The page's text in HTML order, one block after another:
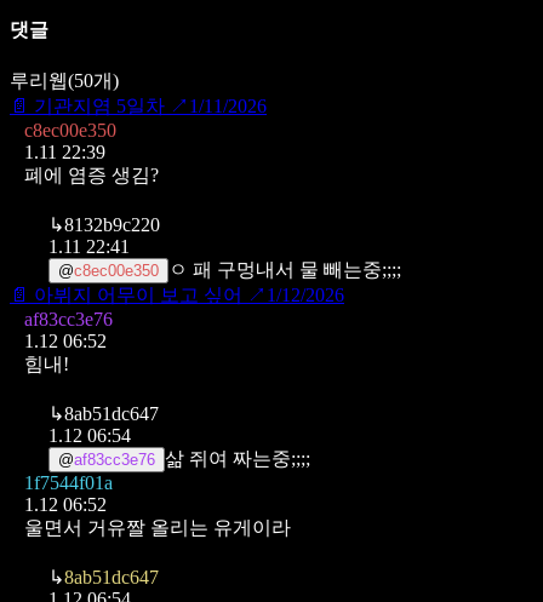
댓글
루리웹(50개)
📄 기관지염 5일차 ↗ 1/11/2026
c8ec00e350
1.11 22:39
폐에 염증 생김?
↳8132b9c220
1.11 22:41
@c8ec00e350
ㅇ 패 구멍내서 물 빼는중;;;;
📄 아뷔지 어무이 보고 싶어 ↗ 1/12/2026
af83cc3e76
1.12 06:52
힘내!
↳8ab51dc647
1.12 06:54
@af83cc3e76 삶 쥐여 짜는중;;;;
1f7544f01a
1.12 06:52
울면서 거유짤 올리는 유게이라
↳8ab51dc647